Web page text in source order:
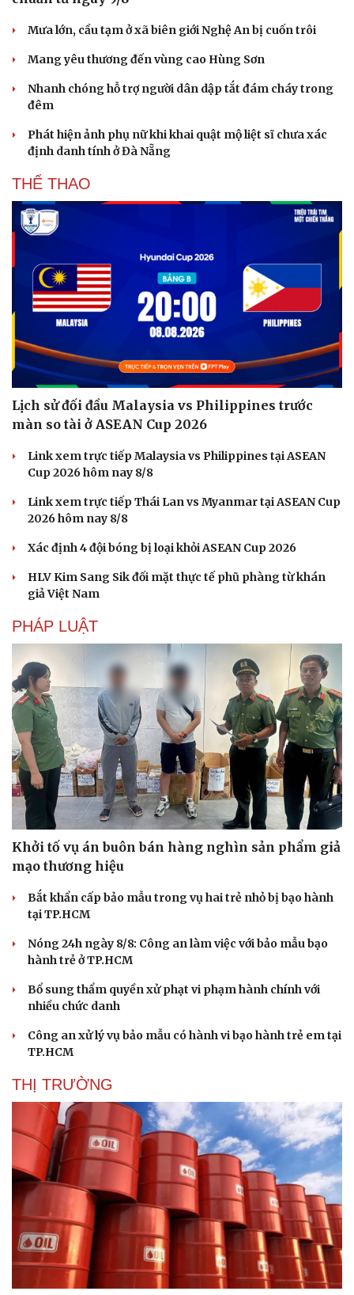
Du lịch
Săn Tour
check-in
Câu chuyện thời sự
Đọc truyện đêm khuya
Cửa sổ tình yêu
Kể chuyện cho bé
Hạt giống tâm hồn
Mưa lớn, cầu tạm ở xã biên giới Nghệ An bị cuốn trôi
Mang yêu thương đến vùng cao Hùng Sơn
Nhanh chóng hỗ trợ người dân dập tắt đám cháy trong
đêm
Phát hiện ảnh phụ nữ khi khai quật mộ liệt sĩ chưa xác
định danh tính ở Đà Nẵng
THỂ THAO
Lịch sử đối đầu Malaysia vs Philippines trước
màn so tài ở ASEAN Cup 2026
Link xem trực tiếp Malaysia vs Philippines tại ASEAN
Cup 2026 hôm nay 8/8
Link xem trực tiếp Thái Lan vs Myanmar tại ASEAN Cup
2026 hôm nay 8/8
Xác định 4 đội bóng bị loại khỏi ASEAN Cup 2026
HLV Kim Sang Sik đối mặt thực tế phũ phàng từ khán
giả Việt Nam
PHÁP LUẬT
Khởi tố vụ án buôn bán hàng nghìn sản phẩm giả
mạo thương hiệu
Bắt khẩn cấp bảo mẫu trong vụ hai trẻ nhỏ bị bạo hành
tại TP.HCM
Nóng 24h ngày 8/8: Công an làm việc với bảo mẫu bạo
hành trẻ ở TP.HCM
Bổ sung thẩm quyền xử phạt vi phạm hành chính với
nhiều chức danh
Công an xử lý vụ bảo mẫu có hành vi bạo hành trẻ em tại
TP.HCM
THỊ TRƯỜNG